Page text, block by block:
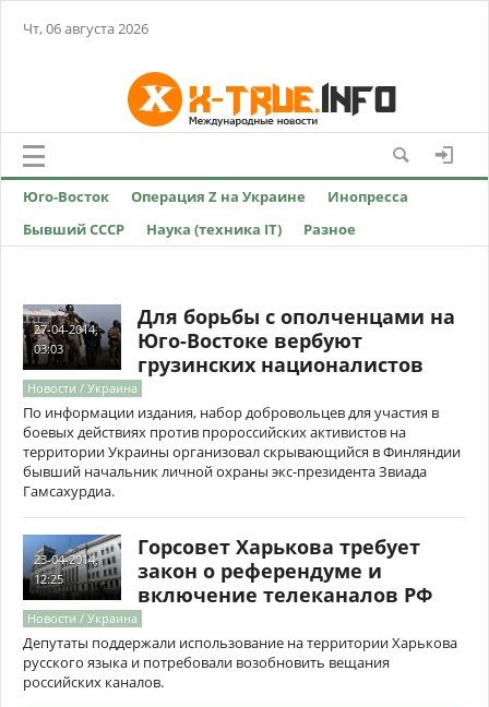
Чт, 06 августа 2026
Юго-Восток Операция Z на Украине
Инопресса
Бывший СССР
Наука (техника IT) Разное
27-04-2014,
03:03
Для борьбы с ополченцами на
Юго-Востоке вербуют
грузинских националистов
Новости / Украина
По информации издания, набор добровольцев для участия в
боевых действиях против пророссийских активистов на
территории Украины организовал скрывающийся в Финляндии
бывший начальник личной охраны экс-президента Звиада
Гамсахурдиа.
23-04-2014,
12:25
Горсовет Харькова требует
закон о референдуме и
включение телеканалов РФ
Новости / Украина
Депутаты поддержали использование на территории Харькова
русского языка и потребовали возобновить вещания
российских каналов.